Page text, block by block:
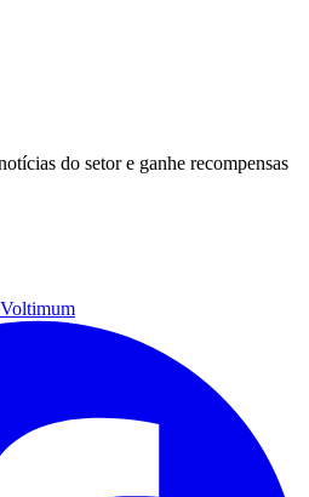
do setor e ganhe recompensas